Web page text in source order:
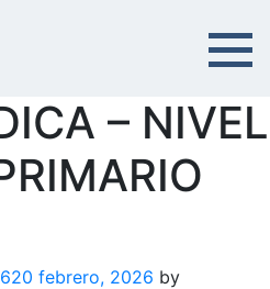
– NIVEL
20 febrero, 2026 by